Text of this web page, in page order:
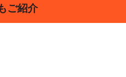
ご紹介